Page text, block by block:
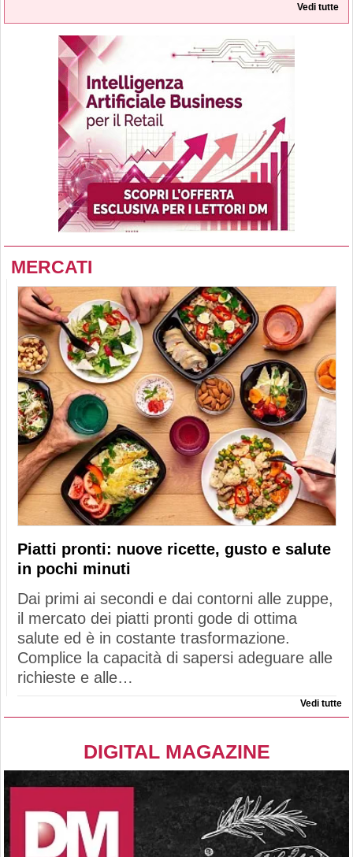
Vedi tutte
MERCATI
Piatti pronti: nuove ricette, gusto e salute
in pochi minuti
Dai primi ai secondi e dai contorni alle zuppe,
il mercato dei piatti pronti gode di ottima
salute ed è in costante trasformazione.
Complice la capacità di sapersi adeguare alle
richieste e alle…
Vedi tutte
DIGITAL MAGAZINE